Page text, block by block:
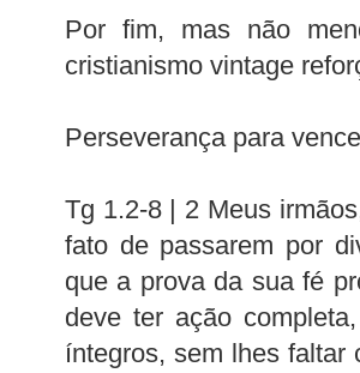
Por fim, mas não
cristianismo vintage
Perseverança para
Tg 1.2-8 | 2 Meus
fato de passarem por
que a prova da sua fé
deve ter ação
íntegros, sem lhes faltar